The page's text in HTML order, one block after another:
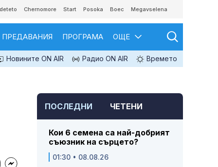
Chernomore Start Posoka Boec Megavselena
ПРЕДАВАНИЯ ПРОГРАМА ОЩЕ
Новините ON AIR Радио ON AIR Времето
ПОСЛЕДНИ ЧЕТЕНИ
Кои 6 семена са най-добрият
съюзник на сърцето?
01:30 • 08.08.26